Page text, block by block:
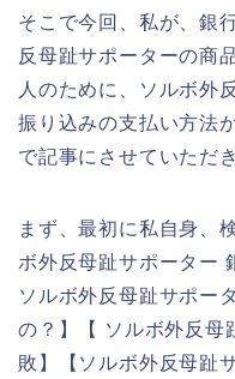
そこで今回、私が、銀
反母趾サポーターの商
人のために、ソルボ外
振り込みの支払い方法
で記事にさせていただ
まず、最初に私自身、
ボ外反母趾サポーター
ソルボ外反母趾サポー
の？】【 ソルボ外反母
敗】【ソルボ外反母趾